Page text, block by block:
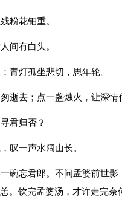
粉花钿重。
间有白头。
青灯孤坐悲切，思年轮。
逝去；点一盏烛火，让深情
君归否？
叹一声水阔山长。
碗忘君郎。不问孟婆前世
。饮完孟婆汤，才许走完